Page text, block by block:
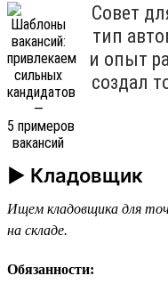
Совет
тип
и опыт
создал
► Кладовщик
Ищем кладовщика для
на складе.
Обязанности: